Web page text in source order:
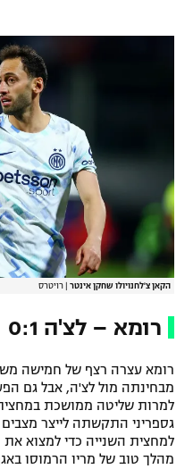
תקנון פעילות ספורט 1
רשיון להקרנה פומבית
הצטרפות לחבילת הערוצים
לוח דרושים – ג'ובנט
תגיות
המגזין
הקאן צ'לחנויולו שחקן אינטר רויטרס
רומא – לצ'ה 0:1
רומא עצרה רצף של חמישה
מבחינתה מול לצ'ה, אבל גם
למרות שליטה ממושכת
גספריני התקשתה לייצר
למחצית השנייה כדי למצוא
מהלך טוב של מריו הרמוסו